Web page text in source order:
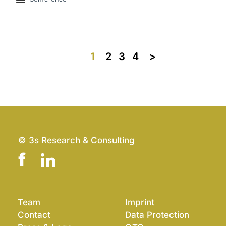
1 2 3 4 >>
© 3s Research & Consulting
Team
Contact
Imprint
Data Protection